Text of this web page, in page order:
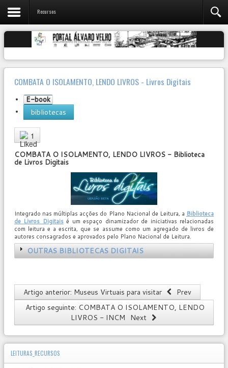
Recursos
COMBATA O ISOLAMENTO, LENDO LIVROS - Livros Digitais
E-book
bibliotecas
Rating:1
COMBATA O ISOLAMENTO, LENDO LIVROS - Biblioteca
de Livros Digitais
Integrado nas múltiplas acções do Plano Nacional de Leitura, a Biblioteca
de Livros Digitaisé um espaço dinamizador de iniciativas relacionadas
com leitura e a escrita, que se assume como um agregado de livros de
autores consagrados e aprovados pelo Plano Nacional de Leitura.
OUTRAS BIBLIOTECAS DIGITAIS
Artigo anterior: Museus Virtuais para visitar
Prev
Artigo seguinte: COMBATA O ISOLAMENTO, LENDO
LIVROS - INCM Next
LEITURAS_RECURSOS